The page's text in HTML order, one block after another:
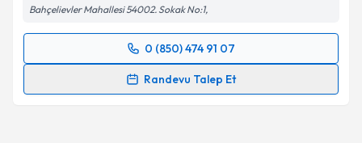
Bahçelievler Mahallesi 54002. Sokak No:1,
0 (850) 474 91 07
Randevu Talep Et
Randevu Takvimi Talebi